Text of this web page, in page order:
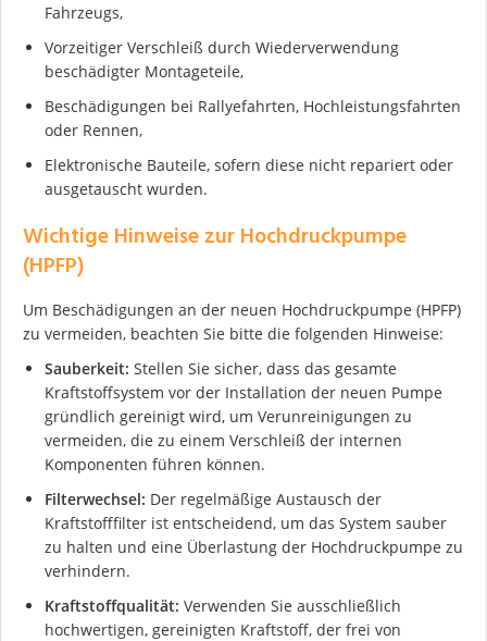
Fahrzeugs,
Vorzeitiger Verschleiß durch Wiederverwendung
beschädigter Montageteile,
Beschädigungen bei Rallyefahrten, Hochleistungsfahrten
oder Rennen,
Elektronische Bauteile, sofern diese nicht repariert oder
ausgetauscht wurden.
Wichtige Hinweise zur Hochdruckpumpe
(HPFP)
Um Beschädigungen an der neuen Hochdruckpumpe (HPFP)
zu vermeiden, beachten Sie bitte die folgenden Hinweise:
Sauberkeit: Stellen Sie sicher, dass das gesamte
Kraftstoffsystem vor der Installation der neuen Pumpe
gründlich gereinigt wird, um Verunreinigungen zu
vermeiden, die zu einem Verschleiß der internen
Komponenten führen können.
Filterwechsel: Der regelmäßige Austausch der
Kraftstofffilter ist entscheidend, um das System sauber
zu halten und eine Überlastung der Hochdruckpumpe zu
verhindern.
Kraftstoffqualität: Verwenden Sie ausschließlich
hochwertigen, gereinigten Kraftstoff, der frei von